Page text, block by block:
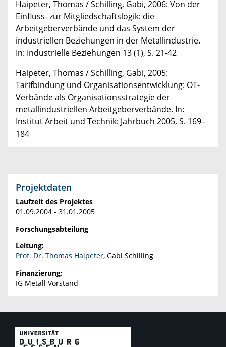
Haipeter, Thomas / Schilling, Gabi, 2006: Von der
Einfluss- zur Mitgliedschaftslogik: die
Arbeitgeberverbände und das System der
industriellen Beziehungen in der Metallindustrie.
In: Industrielle Beziehungen 13 (1), S. 21-42
Haipeter, Thomas / Schilling, Gabi, 2005:
Tarifbindung und Organisationsentwicklung: OT-
Verbände als Organisationsstrategie der
metallindustriellen Arbeitgeberverbände. In:
Institut Arbeit und Technik: Jahrbuch 2005, S. 169–
184
Projektdaten
Laufzeit des Projektes
01.09.2004 - 31.01.2005
Forschungsabteilung
Leitung:
Prof. Dr. Thomas Haipeter, Gabi Schilling
Finanzierung:
IG Metall Vorstand